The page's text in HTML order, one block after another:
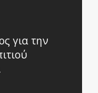
για την